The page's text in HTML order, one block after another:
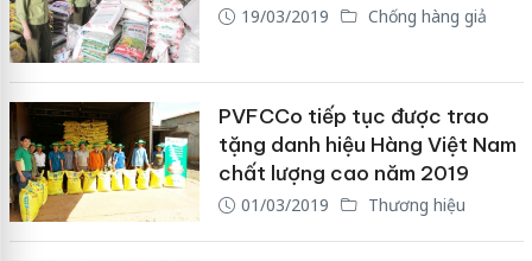
19/03/2019 Chống hàng giả
PVFCCo tiếp tục được trao
tặng danh hiệu Hàng Việt Nam
chất lượng cao năm 2019
01/03/2019 Thương hiệu